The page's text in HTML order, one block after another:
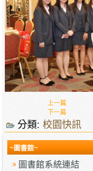
上一篇
下一篇
分類:校園快訊
~圖書館~
圖書館系統連結